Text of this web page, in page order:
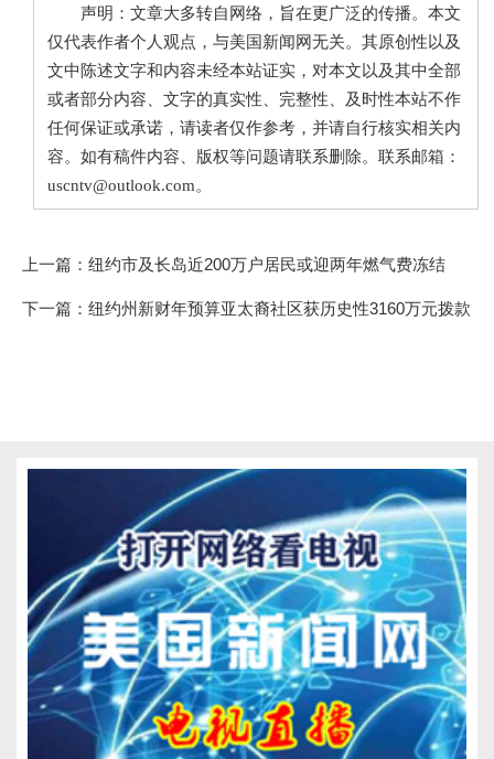
声明：文章大多转自网络，旨在更广泛的传播。本文
仅代表作者个人观点，与美国新闻网无关。其原创性以及
文中陈述文字和内容未经本站证实，对本文以及其中全部
或者部分内容、文字的真实性、完整性、及时性本站不作
任何保证或承诺，请读者仅作参考，并请自行核实相关内
容。如有稿件内容、版权等问题请联系删除。联系邮箱：
uscntv@outlook.com。
上一篇： 纽约市及长岛近200万户居民或迎两年燃气费冻结
下一篇： 纽约州新财年预算亚太裔社区获历史性3160万元拨款